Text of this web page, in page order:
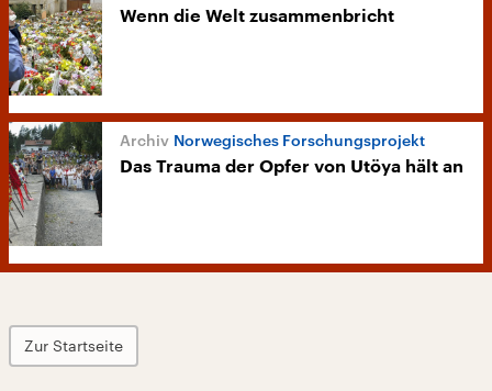
Wenn die Welt zusammenbricht
Norwegisches Forschungsprojekt
Das Trauma der Opfer von Utöya hält an
Zur Startseite